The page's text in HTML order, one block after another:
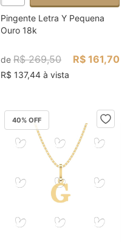
Pingente Letra Y Pequena
Ouro 18k
deR$ 269,50 R$ 161,70
R$ 137,44 à vista
40% OFF